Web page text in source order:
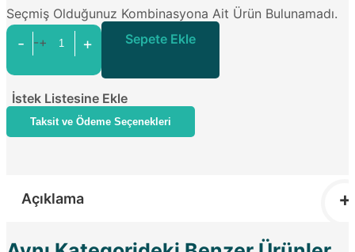
Seçmiş Olduğunuz Kombinasyona Ait Ürün Bulunamadı.
- -+ + Sepete Ekle
İstek Listesine Ekle
Taksit ve Ödeme Seçenekleri
Açıklama